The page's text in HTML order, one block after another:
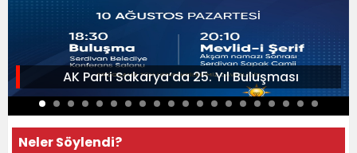
AK Parti Sakarya’da 25. Yıl Buluşması
Neler Söylendi?